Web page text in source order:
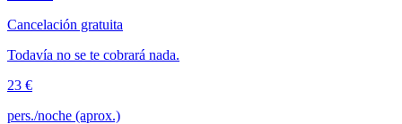
Cancelación gratuita
Todavía no se te cobrará nada.
23 €
pers./noche (aprox.)